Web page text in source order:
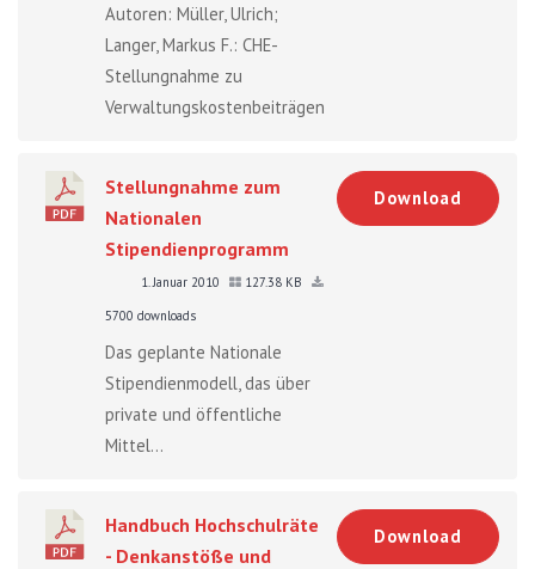
Autoren: Müller, Ulrich;
Langer, Markus F.: CHE-
Stellungnahme zu
Verwaltungskostenbeiträgen...
Stellungnahme zum
Nationalen
Stipendienprogramm
1. Januar 2010
127.38 KB
5700 downloads
Das geplante Nationale
Stipendienmodell, das über
private und öffentliche
Mittel...
Download
Handbuch Hochschulräte
- Denkanstöße und
Download